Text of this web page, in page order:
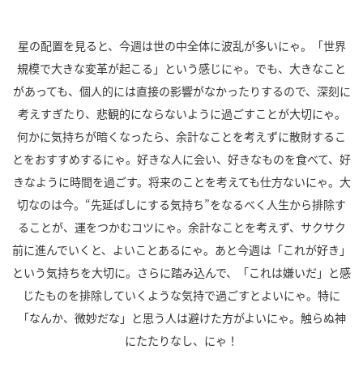
星の配置を見ると、今週は世の中全体に波乱が多いにゃ。「世界
規模で大きな変革が起こる」という感じにゃ。でも、大きなこと
があっても、個人的には直接の影響がなかったりするので、深刻に
考えすぎたり、悲観的にならないように過ごすことが大切にゃ。
何かに気持ちが暗くなったら、余計なことを考えずに散財するこ
とをおすすめするにゃ。好きな人に会い、好きなものを食べて、好
きなように時間を過ごす。将来のことを考えても仕方ないにゃ。大
切なのは今。“先延ばしにする気持ち”をなるべく人生から排除す
ることが、運をつかむコツにゃ。余計なことを考えず、サクサク
前に進んでいくと、よいことあるにゃ。あと今週は「これが好き」
という気持ちを大切に。さらに踏み込んで、「これは嫌いだ」と感
じたものを排除していくような気持で過ごすとよいにゃ。特に
「なんか、微妙だな」と思う人は避けた方がよいにゃ。触らぬ神
にたたりなし、にゃ！